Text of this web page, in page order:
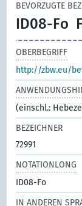
BEVORZUGTE
ID08-Fo
OBERBEGRIFF
http://zbw.eu/
(einschl.:
BEZEICHNER
72991
NOTATIONLONG
ID08-Fo
IN ANDEREN